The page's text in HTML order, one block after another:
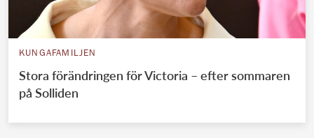
KUNGAFAMILJEN
Stora förändringen för Victoria – efter sommaren
på Solliden